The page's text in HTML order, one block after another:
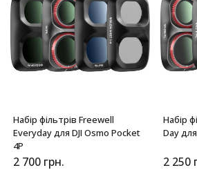
Набір фільтрів Freewell
Everyday для DJI Osmo Pocket
4P
2 700 грн.
Набір
Day
2 250